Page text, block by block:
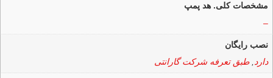
مشخصات کلی. هد پمپ
–
نصب رایگان
دارد,طبق تعرفه شرکت گارانتی